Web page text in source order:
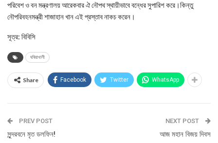
পরিবেশ ও বন মন্ত্রণালয় আরেকবার ঐ নৌপথ স্থায়ীভাবে বন্ধের সুপারিশ করে।কিন্তু
নৌপরিবহনমন্ত্রী শাজাহান খান এই প্রস্তাব নাকচ করেন।
সূত্র: বিবিসি
ঘষিয়াখালী
Share Facebook Twitter WhatsApp
PREV POST
সুন্দরবনে মৃত ডলফিন!
NEXT POST
আজ মহান বিজয় দিবস